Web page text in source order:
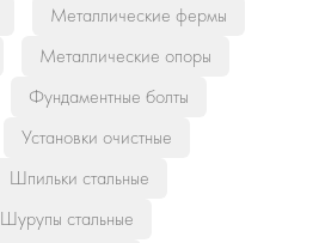
Металлические фермы
Металлические опоры
Фундаментные болты
Установки очистные
Шпильки стальные
Шурупы стальные